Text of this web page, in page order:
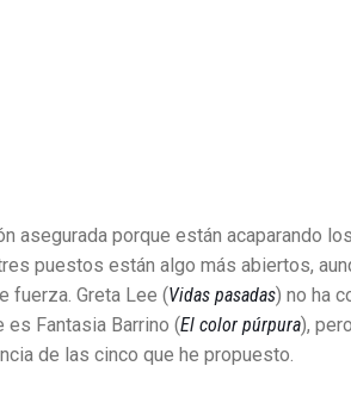
asegurada porque están acaparando los
puestos están algo más abiertos,
fuerza. Greta Lee (Vidas pasadas) no ha
Fantasia Barrino (El color púrpura),
de las cinco que he propuesto.